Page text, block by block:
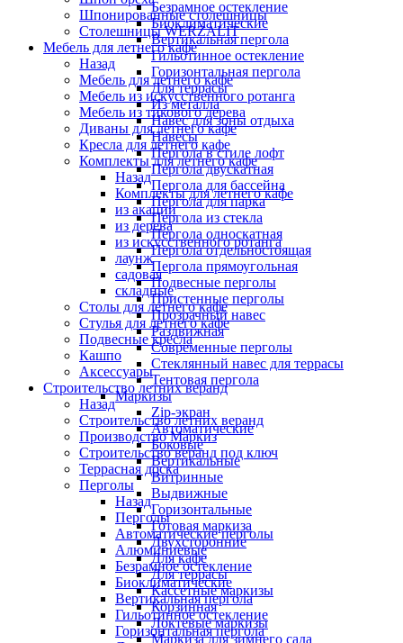
Безрамное остекление
Биоклиматические
Вертикальная пергола
Гильотинное остекление
Горизонтальная пергола
Для террасы
Из металла
Навес для зоны отдыха
Навесы
Пергола в стиле лофт
Пергола двускатная
Пергола для бассейна
Пергола для парка
Пергола из стекла
Пергола односкатная
Пергола отдельностоящая
Пергола прямоугольная
Подвесные перголы
Пристенные перголы
Прозрачный навес
Раздвижная
Современные перголы
Стеклянный навес для террасы
Тентовая пергола
Маркизы
Zip-экран
Автоматические
Боковые
Вертикальные
Витринные
Выдвижные
Горизонтальные
Готовая маркиза
Двухсторонние
Для кафе
Для террасы
Кассетные маркизы
Корзинная
Локтевые маркизы
Маркиза для зимнего сада
Шпонированные столешницы
Столешницы WERZALIT
Мебель для летнего кафе
Назад
Мебель для летнего кафе
Мебель из искусственного ротанга
Мебель из тикового дерева
Диваны для летнего кафе
Кресла для летнего кафе
Комплекты для летнего кафе
Назад
Комплекты для летнего кафе
из акации
из дерева
из искусственного ротанга
лаунж
садовая
складные
Столы для летнего кафе
Стулья для летнего кафе
Подвесные кресла
Кашпо
Аксессуары
Строительство летних веранд
Назад
Строительство летних веранд
Производство Маркиз
Строительство веранд под ключ
Террасная доска
Перголы
Назад
Перголы
Автоматические перголы
Алюминиевые
Безрамное остекление
Биоклиматические
Вертикальная пергола
Гильотинное остекление
Горизонтальная пергола